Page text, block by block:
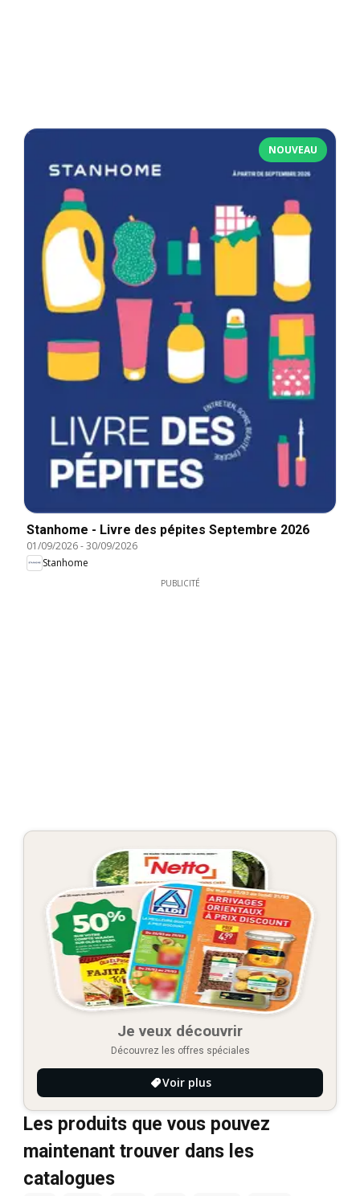
NOUVEAU
Stanhome - Livre des pépites Septembre 2026
01/09/2026-30/09/2026
Stanhome
PUBLICITÉ
Je veux découvrir
Découvrez les offres spéciales
Voir plus
Les produits que vous pouvez
maintenant trouver dans les
catalogues